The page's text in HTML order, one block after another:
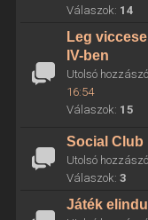
Válaszok: 14
Leg
IV-ben
Utolsó
16:54
Válaszok: 15
Social Club
Utolsó
Válaszok: 3
Játék